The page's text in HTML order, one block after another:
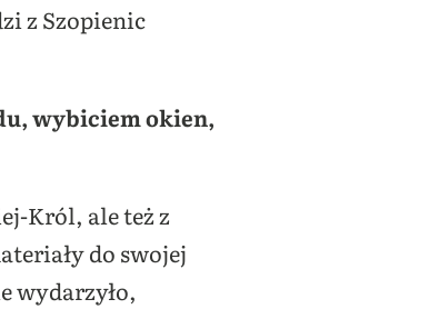
z Szopienic
wybiciem okien,
Król, ale też z
do swojej
wydarzyło,